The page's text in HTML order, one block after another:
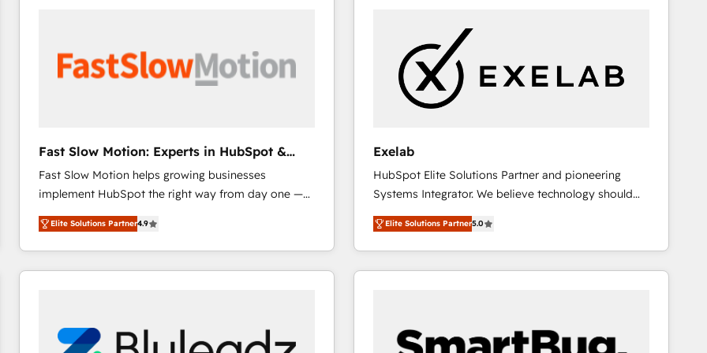
scale. 🏆 HubSpot’s CEO called us “the partner of the
future.” Others agree it is proof of trust built through
worldwide, and with over 15 years in the ecosystem,
Huble has built a track record that speaks for itself.
One company, one operating model, delivering
across offices and consulting teams in the UK, USA,
Canada, Germany, France, Belgium, Singapore, and
international offices and 175+ employees.
Fast Slow Motion: Experts in HubSpot &
Salesforce
Fast Slow Motion helps growing businesses
implement HubSpot the right way from day one —
with the flexibility to scale as complexity increases.
Highly certified in both HubSpot and Salesforce, we
bring deep experience in CRM implementation,
integrations, and data migration across modern
combines strong technical execution with real
business perspective. Many of our consultants have
Elite Solutions Partner4.9
Exelab
HubSpot Elite Solutions Partner and pioneering
Systems Integrator. We believe technology should
serve business strategy, not the other way around.
Every engagement begins with clear objectives,
customer journey mapping, and measurable KPIs.
Only then we architect solutions. The question is
Connectors, workflows, and data architectures that
make HubSpot the operational hub, integrated with
Elite Solutions Partner5.0